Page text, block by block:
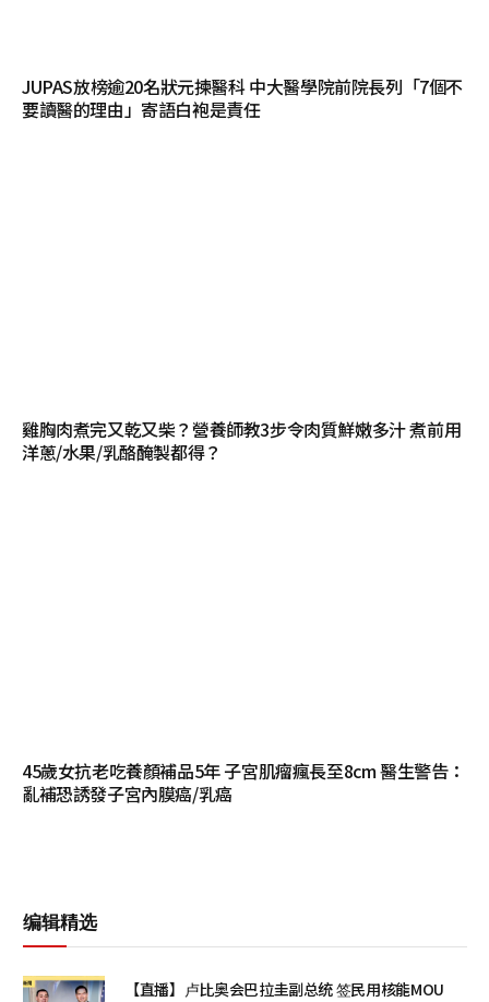
JUPAS放榜逾20名狀元揀醫科 中大醫學院前院長列「7個不
要讀醫的理由」寄語白袍是責任
雞胸肉煮完又乾又柴？營養師教3步令肉質鮮嫩多汁 煮前用
洋蔥/水果/乳酪醃製都得？
45歲女抗老吃養顏補品5年 子宮肌瘤瘋長至8cm 醫生警告：
亂補恐誘發子宮內膜癌/乳癌
编辑精选
【直播】卢比奥会巴拉圭副总统 签民用核能MOU